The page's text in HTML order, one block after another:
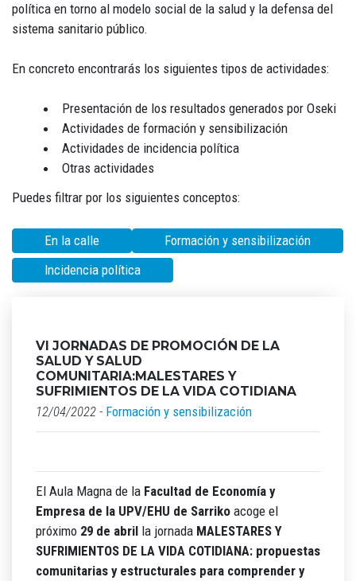
política en torno al modelo social de la salud y la defensa del
sistema sanitario público.
En concreto encontrarás los siguientes tipos de actividades:
Presentación de los resultados generados por Oseki
Actividades de formación y sensibilización
Actividades de incidencia política
Otras actividades
Puedes filtrar por los siguientes conceptos:
En la calle
Formación y sensibilización
Incidencia política
VI JORNADAS DE PROMOCIÓN DE LA
SALUD Y SALUD
COMUNITARIA:MALESTARES Y
SUFRIMIENTOS DE LA VIDA COTIDIANA
12/04/2022 - Formación y sensibilización
El Aula Magna de la Facultad de Economía y
Empresa de la UPV/EHU de Sarriko acoge el
próximo 29 de abril la jornada MALESTARES Y
SUFRIMIENTOS DE LA VIDA COTIDIANA: propuestas
comunitarias y estructurales para comprender y